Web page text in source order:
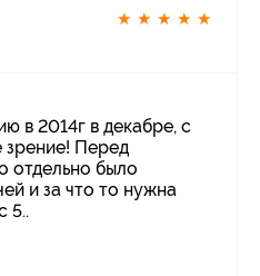
★ ★ ★ ★ ★
в 2014г в декабре, с
Перед
отдельно было
и за что то нужна
5..